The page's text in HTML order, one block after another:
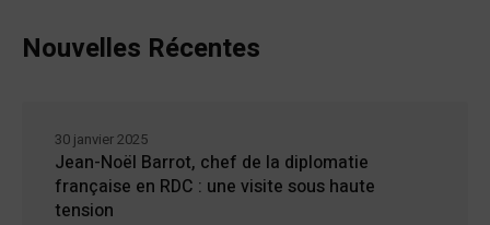
Nouvelles Récentes
Jean-Noël Barrot, chef de la diplomatie
française en RDC : une visite sous haute
tension
30 janvier 2025